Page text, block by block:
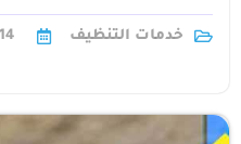
الأركان المهمة في المنزل والتي1
خدمات التنظيف
14